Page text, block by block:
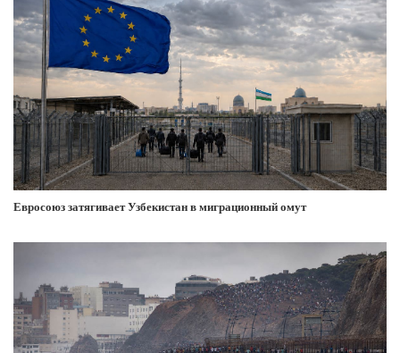
Евросоюз затягивает Узбекистан в миграционный омут